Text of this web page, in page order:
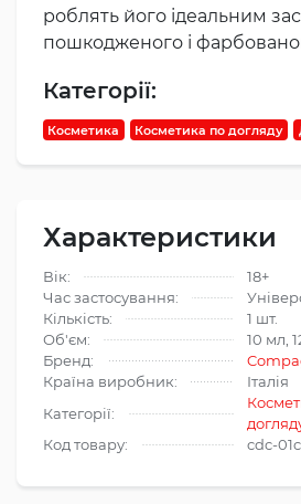
роблять його ідеальним
пошкодженого і
Категорії:
Косметика Косметика по догляду
Характеристики
Вік:
18+
Час застосування:
Кількість:
1 шт.
Об'єм:
10 мл,
Бренд:
Країна виробник:
Італія
Категорії:
Код товару:
cdc-